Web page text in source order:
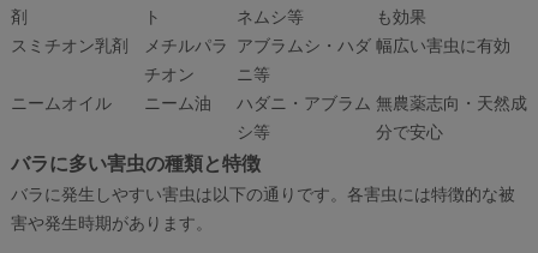
剤
ト
ネムシ等
も効果
スミチオン乳剤
メチルパラ
チオン
アブラムシ・ハダ
ニ等
幅広い害虫に有効
ニームオイル ニーム油
ハダニ・アブラム
シ等
無農薬志向・天然成
分で安心
バラに多い害虫の種類と特徴
バラに発生しやすい害虫は以下の通りです。各害虫には特徴的な被
害や発生時期があります。